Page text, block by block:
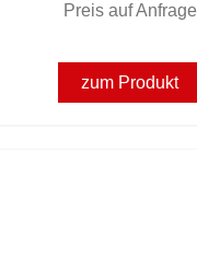
Preis auf Anfrage
zum Produkt